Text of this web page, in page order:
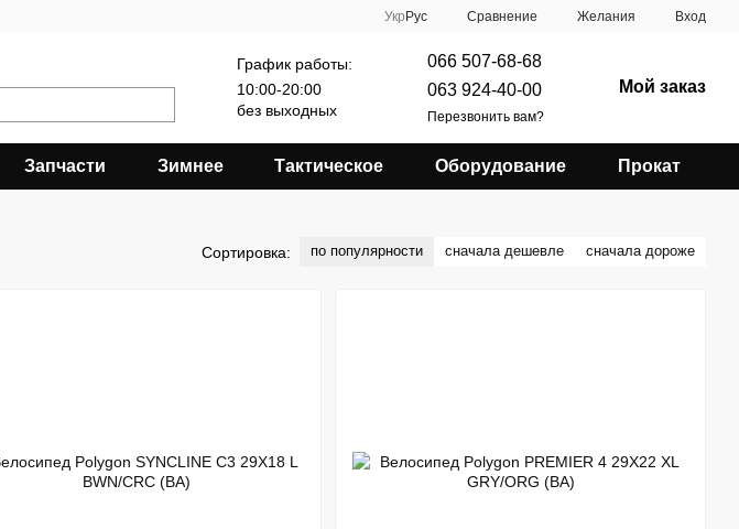
Укр Рус Сравнение Желания Вход
График работы:
10:00-20:00
без выходных
066 507-68-68
063 924-40-00
Перезвонить вам?
Мой заказ
Запчасти Зимнее Тактическое Оборудование Прокат
Сортировка: по популярности сначала дешевле сначала дороже